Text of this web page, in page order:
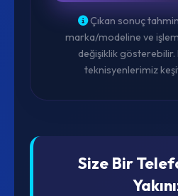
Çıkan sonuç
marka/modeline ve
değişiklik gösterebilir.
teknisyenlerimiz
Size Bir